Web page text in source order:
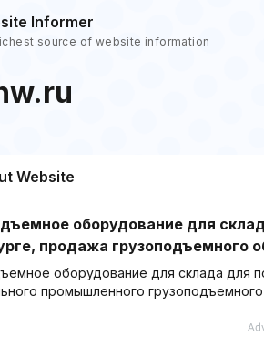
Informer
source of website information
Website
оборудование для
продажа грузоподъемного
оборудование для склада для
промышленного